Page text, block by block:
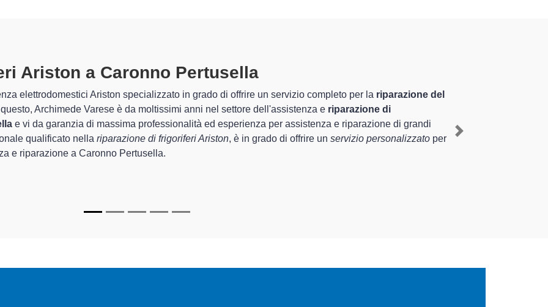
Ariston A Caronno Pertusella
Varese sono in grado di garantire al cliente esperienza pluriennale nel territorio di Caronno Pertusella e
la sistemazione e lariparazione del tuo frigorifero Ariston a Caronno Pertusella, mediante il ripristino rapido
degli apparecchi.
di Archimede Varese sono in grado di fornire interventi di diverse tipologie sugli elettrodomestici da
Next